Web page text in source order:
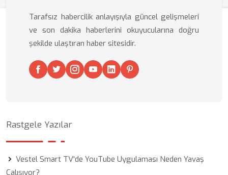
Tarafsız habercilik anlayışıyla güncel gelişmeleri
ve son dakika haberlerini okuyucularına doğru
şekilde ulaştıran haber sitesidir.
Rastgele Yazılar
Vestel Smart TV'de YouTube Uygulaması Neden Yavaş
Çalışıyor?